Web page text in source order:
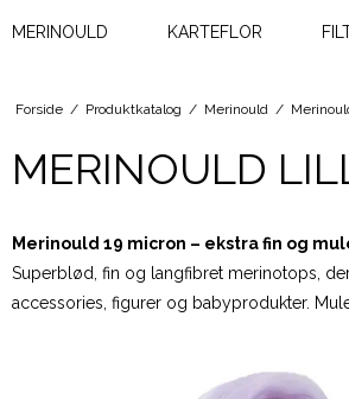
MERINOULD KARTEFLOR
Forside / Produktkatalog / Merinould /
MERINOULD
Merinould 19 micron – ekstra fin og
Superblød, fin og langfibret merinotops,
accessories, figurer og babyprodukter.